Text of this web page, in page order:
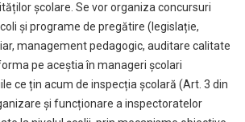
școlare. Se vor organiza concursuri
și programe de pregătire (legislație,
management pedagogic, auditare calitate
pe aceștia în manageri școlari
ce țin acum de inspecția școlară (Art. 3 din
și funcționare a inspectoratelor